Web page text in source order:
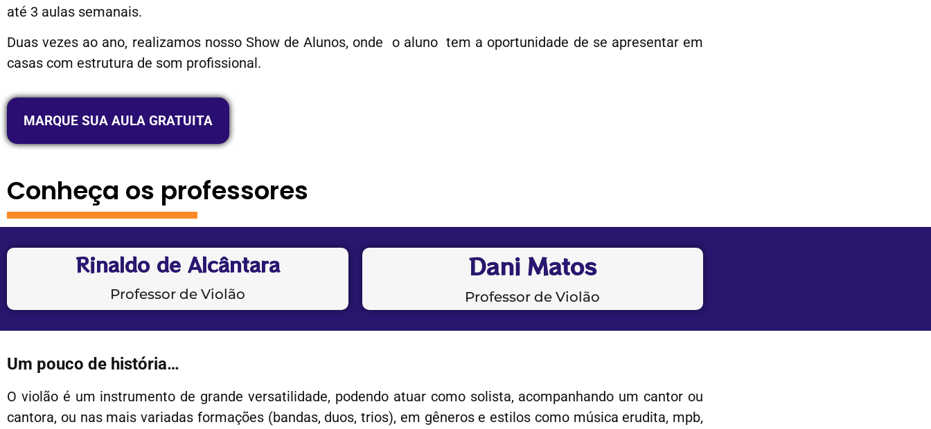
até 3 aulas semanais.
Duas vezes ao ano, realizamos nosso Show de Alunos, onde o aluno tem a oportunidade de se apresentar em
casas com estrutura de som profissional.
MARQUE SUA AULA GRATUITA
Conheça os professores
Rinaldo de Alcântara
Professor de Violão
Dani Matos
Professor de Violão
Um pouco de história…
O violão é um instrumento de grande versatilidade, podendo atuar como solista, acompanhando um cantor ou
cantora, ou nas mais variadas formações (bandas, duos, trios), em gêneros e estilos como música erudita, mpb,